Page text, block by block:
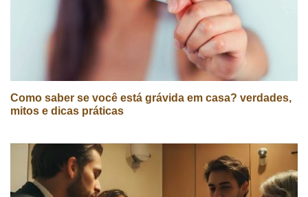
Como saber se você está grávida em casa? verdades,
mitos e dicas práticas